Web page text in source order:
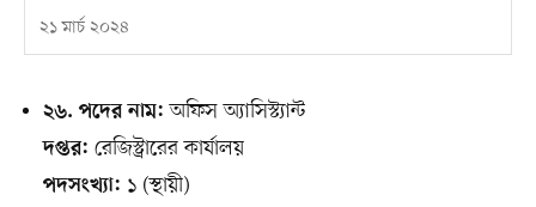
২১ মার্চ ২০২৪
২৬. পদের নাম: অফিস অ্যাসিস্ট্যান্ট
দপ্তর: রেজিস্ট্রারের কার্যালয়
পদসংখ্যা: ১ (স্থায়ী)